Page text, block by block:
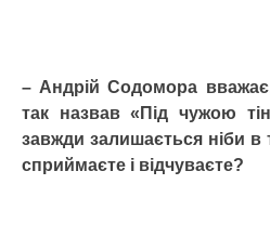
– Андрій Содомора
так назвав «Під чужою
завжди залишається ніби в
сприймаєте і відчуваєте?